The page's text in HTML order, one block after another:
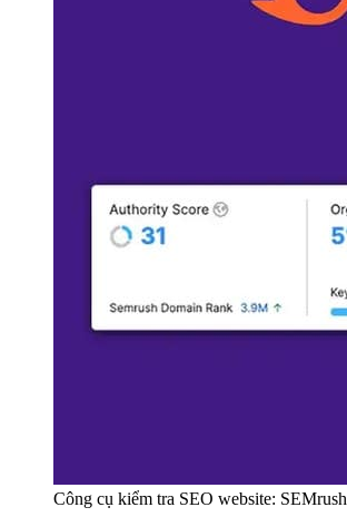
Công cụ kiểm tra SEO website: SEMrush